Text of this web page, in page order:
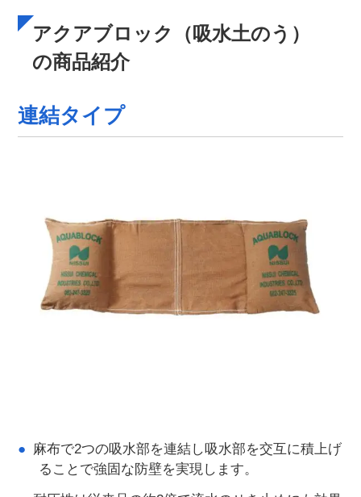
アクアブロック（吸水土のう）
の商品紹介
連結タイプ
麻布で2つの吸水部を連結し吸水部を交互に積上げ
ることで強固な防壁を実現します。